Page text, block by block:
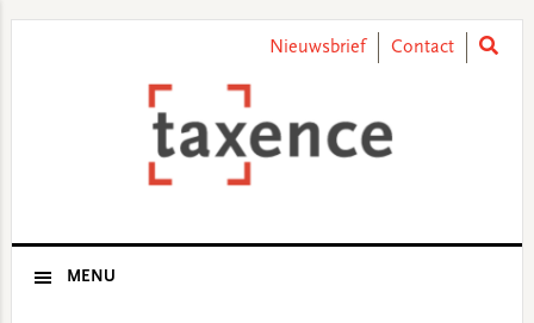
Nieuwsbrief Contact
MENU